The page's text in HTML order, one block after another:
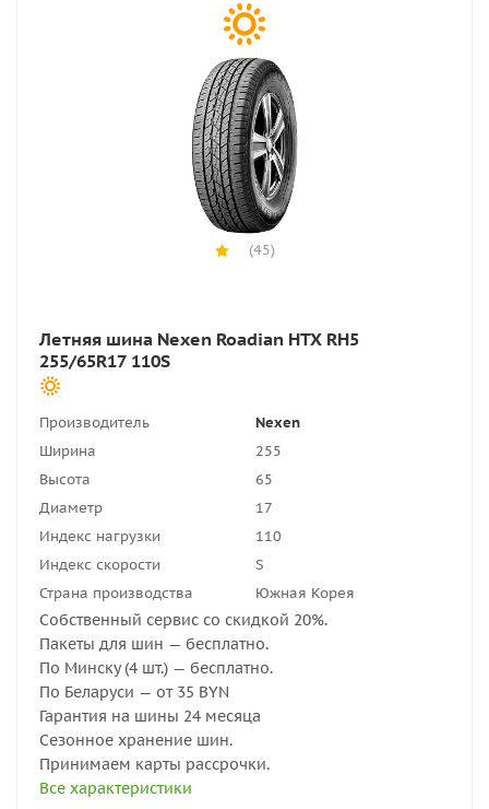
(45)
Летняя шина Nexen Roadian HTX RH5
255/65R17 110S
Производитель
Nexen
Ширина
255
Высота
65
Диаметр
17
Индекс нагрузки
110
Индекс скорости
S
Страна производства
Южная Корея
Собственный сервис со скидкой 20%.
Пакеты для шин — бесплатно.
По Минску (4 шт.) — бесплатно.
По Беларуси — от 35 BYN
Гарантия на шины 24 месяца
Сезонное хранение шин.
Принимаем карты рассрочки.
Все характеристики